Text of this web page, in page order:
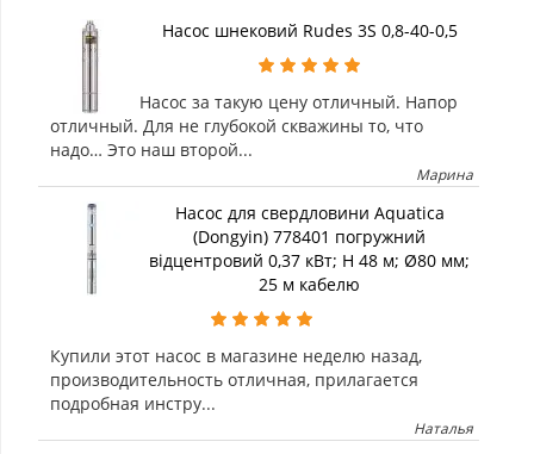
Насос шнековий Rudes 3S 0,8-40-0,5
Насос за такую цену отличный. Напор
отличный. Для не глубокой скважины то, что
надо… Это наш второй...
Марина
Насос для свердловини Aquatica
(Dongyin) 778401 погружний
відцентровий 0,37 кВт; H 48 м; Ø80 мм;
25 м кабелю
Купили этот насос в магазине неделю назад,
производительность отличная, прилагается
подробная инстру...
Наталья